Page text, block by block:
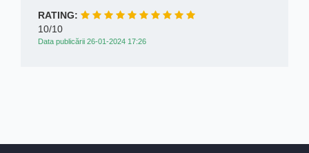
RATING:
10/10
Data publicării 26-01-2024 17:26